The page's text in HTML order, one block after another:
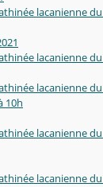
lacanienne
lacanienne
lacanienne
10h
lacanienne
lacanienne